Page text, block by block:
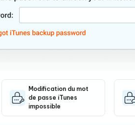
Modification du mot
de passe iTunes
impossible